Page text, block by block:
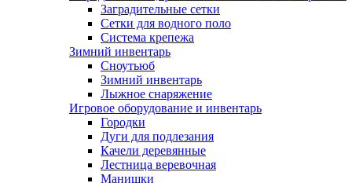
Заградительные сетки
Сетки для водного поло
Система крепежа
Зимний инвентарь
Сноутьюб
Зимний инвентарь
Лыжное снаряжение
Игровое оборудование и инвентарь
Городки
Дуги для подлезания
Качели деревянные
Лестница веревочная
Манишки